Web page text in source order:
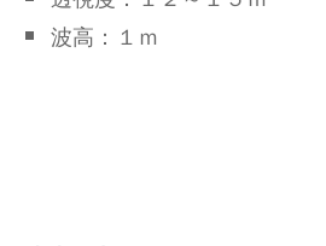
波高：１ｍ